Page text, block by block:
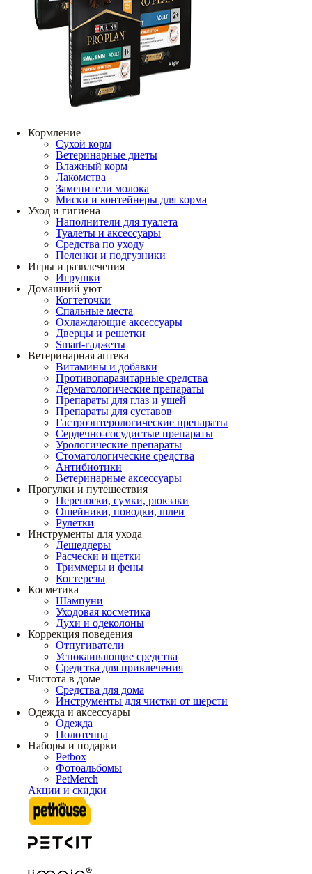
Кормление
Сухой корм
Ветеринарные диеты
Влажный корм
Лакомства
Заменители молока
Миски и контейнеры для корма
Уход и гигиена
Наполнители для туалета
Туалеты и аксессуары
Средства по уходу
Пеленки и подгузники
Игры и развлечения
Игрушки
Домашний уют
Когтеточки
Спальные места
Охлаждающие аксессуары
Дверцы и решетки
Smart-гаджеты
Ветеринарная аптека
Витамины и добавки
Противопаразитарные средства
Дерматологические препараты
Препараты для глаз и ушей
Препараты для суставов
Гастроэнтерологические препараты
Сердечно-сосудистые препараты
Урологические препараты
Стоматологические средства
Антибиотики
Ветеринарные аксессуары
Прогулки и путешествия
Переноски, сумки, рюкзаки
Ошейники, поводки, шлеи
Рулетки
Инструменты для ухода
Дешеддеры
Расчески и щетки
Триммеры и фены
Когтерезы
Косметика
Шампуни
Уходовая косметика
Духи и одеколоны
Коррекция поведения
Отпугиватели
Успокаивающие средства
Средства для привлечения
Чистота в доме
Средства для дома
Инструменты для чистки от шерсти
Одежда и аксессуары
Одежда
Полотенца
Наборы и подарки
Petbox
Фотоальбомы
PetMerch
Акции и скидки